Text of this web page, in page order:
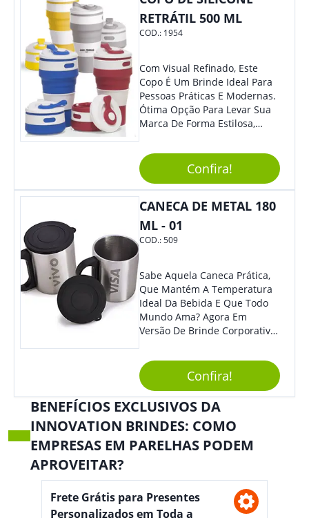
RETRÁTIL 500 ML
COD.: 1954
Com Visual Refinado, Este
Copo É Um Brinde Ideal Para
Pessoas Práticas E Modernas.
Ótima Opção Para Levar Sua
Marca De Forma Estilosa,
Empresa Em Eventos,
Reuniões Corporativas Ou Até
Mesmo Para Presentear
Colaboradores.
Confira!
CANECA DE METAL 180
ML - 01
COD.:509
Sabe Aquela Caneca Prática,
Que Mantém A Temperatura
Ideal Da Bebida E Que Todo
Mundo Ama? Agora Em
Versão De Brinde Corporativo
Sua Marca Com Muito Estilo E
Acrescentar Ainda Mais
Praticidade À Eventos E Feiras
De Exposição.
Confira!
BENEFÍCIOS EXCLUSIVOS DA
INNOVATION BRINDES: COMO
EMPRESAS EM PARELHAS PODEM
APROVEITAR?
Frete Grátis para Presentes
Personalizados em Toda a